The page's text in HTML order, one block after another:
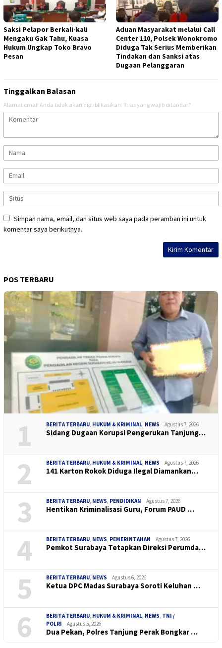
Saksi Pelapor Berkali-kali
Mengaku Gak Tahu, Kuasa
Hukum Ungkap Toko Bravo
Pesan
Aduan Masyarakat melalui Call
Center 110, Polsek Wonokromo
Diduga Tak Serius Memberikan
Tindakan dan Sanksi atas
Dugaan Pelanggaran
Tinggalkan Balasan
Alamat email Anda tidak akan dipublikasikan. Ruas yang wajib ditandai *
Simpan nama, email, dan situs web saya pada peramban ini untuk
komentar saya berikutnya.
POS TERBARU
1 BERITA TERBARU HUKUM & KRIMINAL NEWS Agustus 7, 2026
Sidang Dugaan Korupsi Pengerukan Tanjung…
2 BERITA TERBARU HUKUM & KRIMINAL NEWS Agustus 7, 2026
141 Karton Rokok Diduga Ilegal Diamankan…
3 BERITA TERBARU NEWS PENDIDIKAN Agustus 7, 2026
Hentikan Kriminalisasi Guru, Forum PAUD …
4 BERITA TERBARU NEWS PEMERINTAHAN Agustus 7, 2026
Pemkot Surabaya Tetapkan Direksi Perumda…
5 BERITA TERBARU NEWS Agustus 6, 2026
Ketua DPC Madas Surabaya Soroti Keluhan …
6 BERITA TERBARU HUKUM & KRIMINAL NEWS TNI /
POLRI
Agustus 5, 2026
Dua Pekan, Polres Tanjung Perak Bongkar …